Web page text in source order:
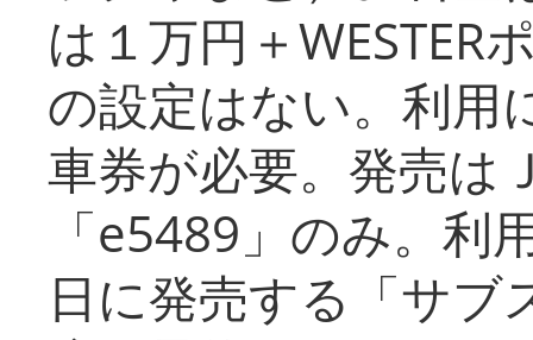
は１万円＋WESTER
の設定はない。利用
車券が必要。発売は
「e5489」のみ。利
日に発売する「サブ